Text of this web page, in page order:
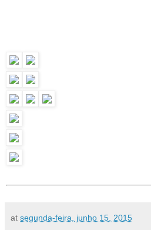
at segunda-feira, junho 15, 2015